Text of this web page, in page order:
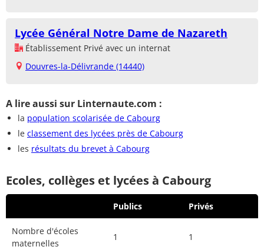
Lycée Général Notre Dame de Nazareth
Établissement Privé avec un internat
Douvres-la-Délivrande (14440)
A lire aussi sur Linternaute.com :
la population scolarisée de Cabourg
le classement des lycées près de Cabourg
les résultats du brevet à Cabourg
Ecoles, collèges et lycées à Cabourg
Publics Privés
Nombre d'écoles
maternelles
1 1